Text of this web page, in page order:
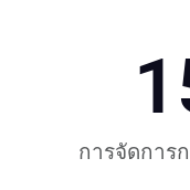
การจัดการ